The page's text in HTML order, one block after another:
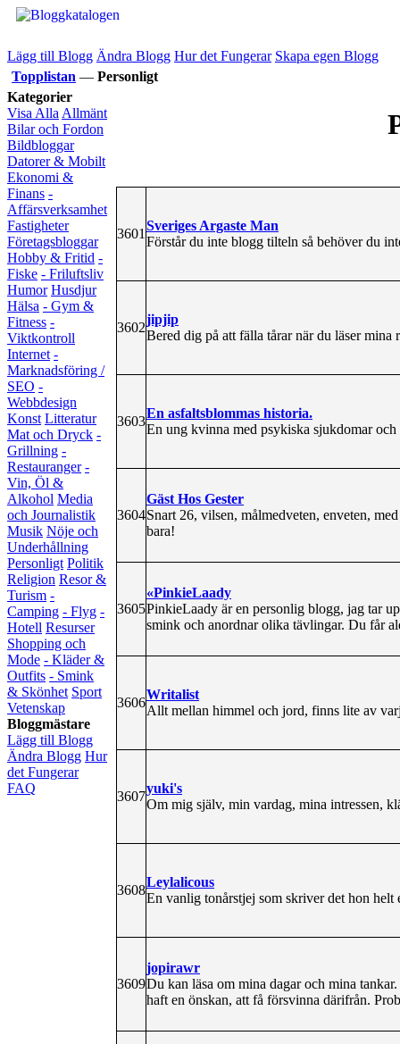
Lägg till Blogg Ändra Blogg Hur det Fungerar Skapa egen Blogg
Topplistan — Personligt
Kategorier
Visa Alla Allmänt
Bilar och Fordon
Bildbloggar
Datorer & Mobilt
Ekonomi &
Finans -
Affärsverksamhet
Fastigheter
Företagsbloggar
Hobby & Fritid -
Fiske - Friluftsliv
Humor Husdjur
Hälsa - Gym &
Fitness -
Viktkontroll
Internet -
Marknadsföring /
SEO -
Webbdesign
Konst Litteratur
Mat och Dryck -
Grillning -
Restauranger -
Vin, Öl &
Alkohol Media
och Journalistik
Musik Nöje och
Underhållning
Personligt Politik
Religion Resor &
Turism -
Camping - Flyg -
Hotell Resurser
Shopping och
Mode - Kläder &
Outfits - Smink
& Skönhet Sport
Vetenskap
Bloggmästare
Lägg till Blogg
Ändra Blogg Hur
det Fungerar
FAQ
3601
Sveriges Argaste Man
Förstår du inte blogg tilteln så behöver du
3602
jipjip
Bered dig på att fälla tårar när du läser mina
3603
En asfaltsblommas historia.
En ung kvinna med psykiska sjukdomar
3604
Gäst Hos Gester
Snart 26, vilsen, målmedveten, enveten,
bara!
3605
«PinkieLaady
PinkieLaady är en personlig blogg, jag tar
smink och anordnar olika tävlingar. Du får
3606
Writalist
Allt mellan himmel och jord, finns lite av
3607
yuki's
Om mig själv, min vardag, mina intressen,
3608
Leylalicous
En vanlig tonårstjej som skriver det hon helt
3609
jopirawr
Du kan läsa om mina dagar och mina
haft en önskan, att få försvinna därifrån.